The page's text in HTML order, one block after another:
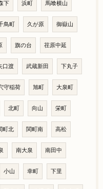
下 浜町 馬喰横山
鳥町 久が原 御嶽山
旗の台 荏原中延
口渡 武蔵新田 下丸子
守稲荷 旭町 大泉町
北町 向山 栄町
町北 関町南 高松
南大泉 南田中
小山 幸町 下里